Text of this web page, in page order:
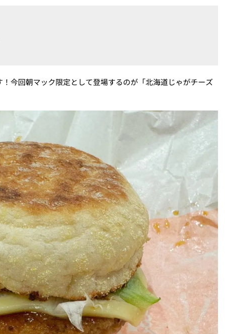
今回朝マック限定として登場するのが「北海道じゃがチーズ